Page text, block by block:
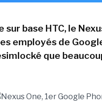
sur base HTC, le
employés de
que